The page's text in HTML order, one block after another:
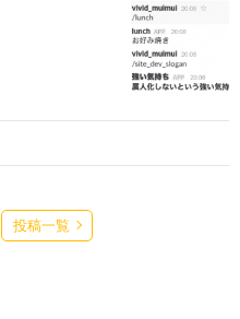
投稿一覧